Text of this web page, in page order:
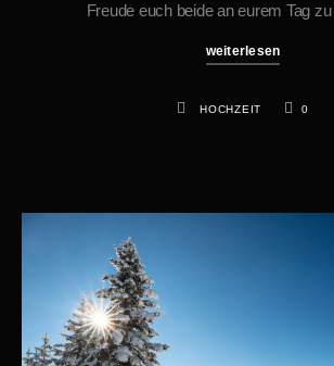
Freude euch beide an eurem Tag
weiterlesen
HOCHZEIT 0